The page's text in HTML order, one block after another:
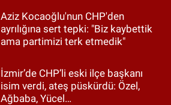
Aziz Kocaoğlu'nun CHP'den
ayrılığına sert tepki: "Biz kaybettik
ama partimizi terk etmedik"
İzmir’de CHP’li eski ilçe başkanı
isim verdi, ateş püskürdü: Özel,
Ağbaba, Yücel…